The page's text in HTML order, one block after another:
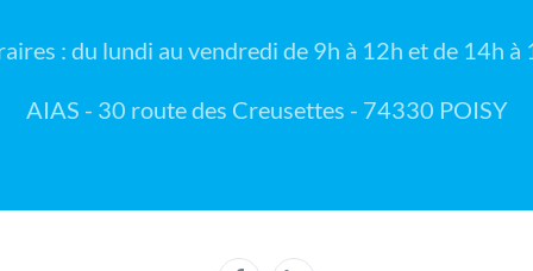
: du lundi au vendredi de 9h à 12h et de 14h à
AIAS - 30 route des Creusettes - 74330 POISY